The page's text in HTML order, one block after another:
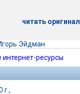
читать оригинал
Эйдман
ресурсы
г.,